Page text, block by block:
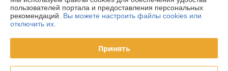
График работы
пользователей портала и предоставления персональных
рекомендаций. Вы можете настроить файлы cookies или
отключить их.
Принять